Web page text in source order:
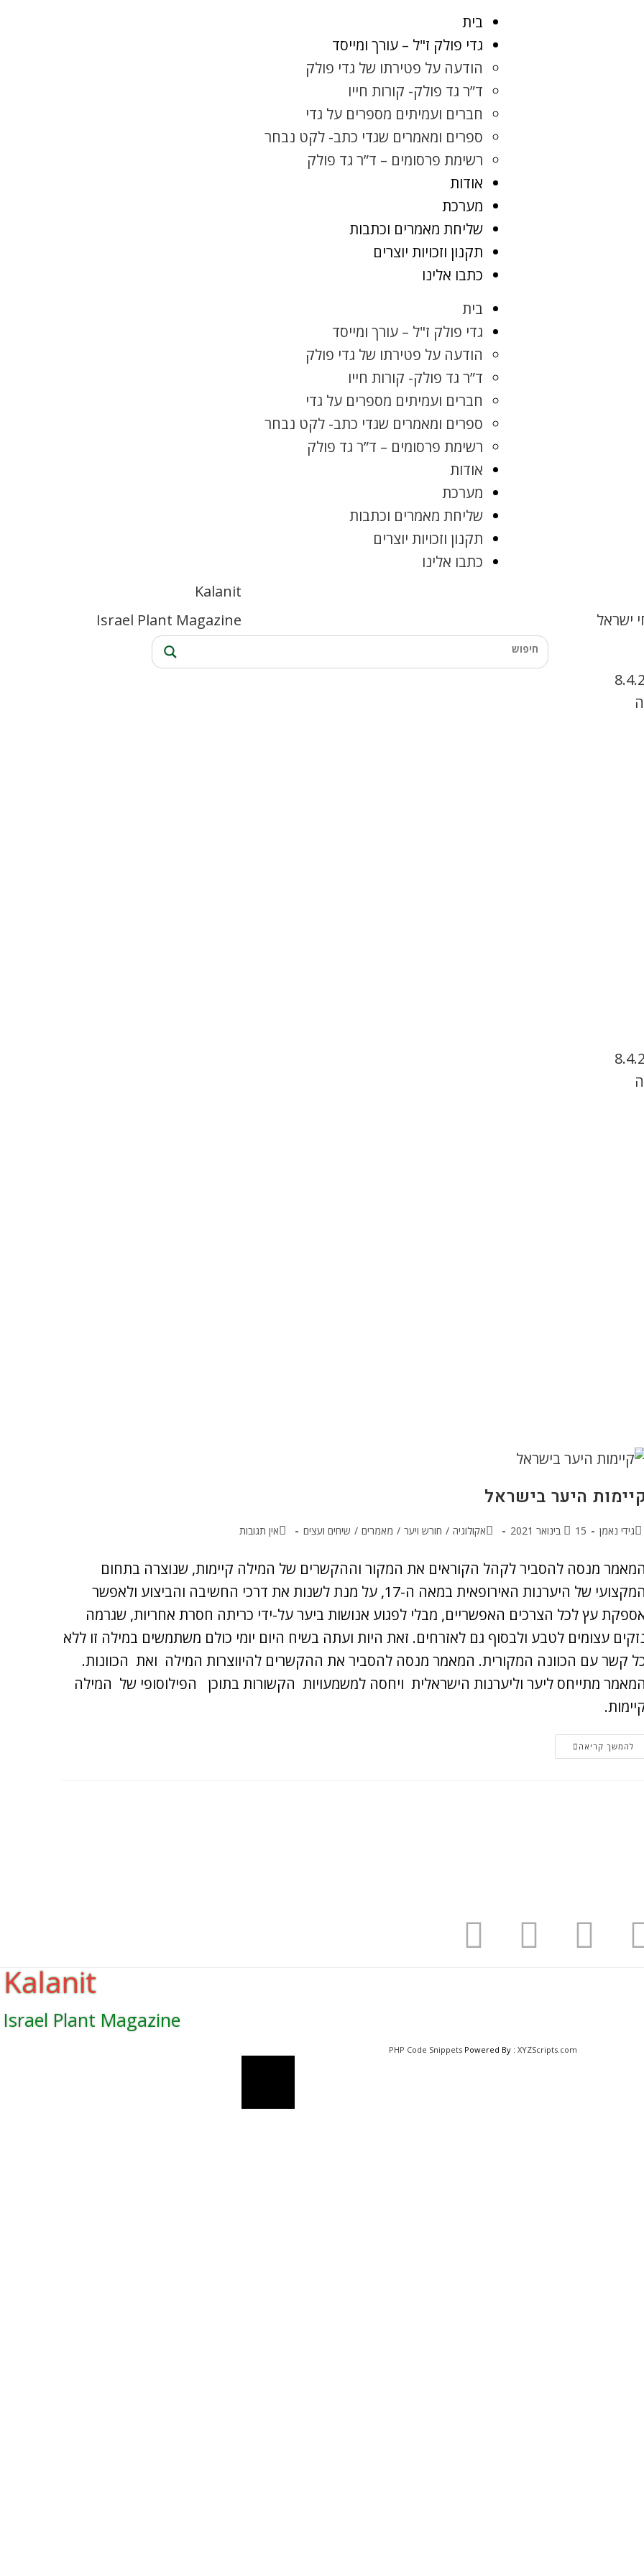
בית
גדי פולק ז"ל – עורך ומייסד
הודעה על פטירתו של גדי פולק
ד”ר גד פולק- קורות חייו
חברים ועמיתים מספרים על גדי
ספרים ומאמרים שגדי כתב- לקט נבחר
רשימת פרסומים – ד”ר גד פולק
אודות
מערכת
שליחת מאמרים וכתבות
תקנון וזכויות יוצרים
כתבו אלינו
בית
גדי פולק ז"ל – עורך ומייסד
הודעה על פטירתו של גדי פולק
ד”ר גד פולק- קורות חייו
חברים ועמיתים מספרים על גדי
ספרים ומאמרים שגדי כתב- לקט נבחר
רשימת פרסומים – ד”ר גד פולק
אודות
מערכת
שליחת מאמרים וכתבות
תקנון וזכויות יוצרים
כתבו אלינו
ישראל
Kalanit
Israel Plant Magazine
קיימות היער בישראל
גידי נאמן 15 בינואר 2021 אקולוגיה / חורש ויער / מאמרים / שיחים ועצים אין תגובות
המאמר מנסה להסביר לקהל הקוראים את המקור וההקשרים של המילה קיימות, שנוצרה בתחום
המקצועי של היערנות האירופאית במאה ה-17, על מנת לשנות את דרכי החשיבה והביצוע ולאפשר
עץ לכל הצרכים האפשריים, מבלי לפגוע אנושות ביער על-ידי כריתה חסרת אחריות, שגרמה
עצומים לטבע ולבסוף גם לאזרחים. זאת היות ועתה בשיח היום יומי כולם משתמשים במילה זו ללא
קשר עם הכוונה המקורית. המאמר מנסה להסביר את ההקשרים להיווצרות המילה ואת הכוונות.
המאמר מתייחס ליער וליערנות הישראלית ויחסה למשמעויות הקשורות בתוכן הפילוסופי של המילה
להמשך קריאה
Kalanit
Israel Plant Magazine
PHP Code Snippets Powered By : XYZScripts.com